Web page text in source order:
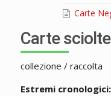
Carte
Carte
collezione / raccolta
Estremi cronologici: